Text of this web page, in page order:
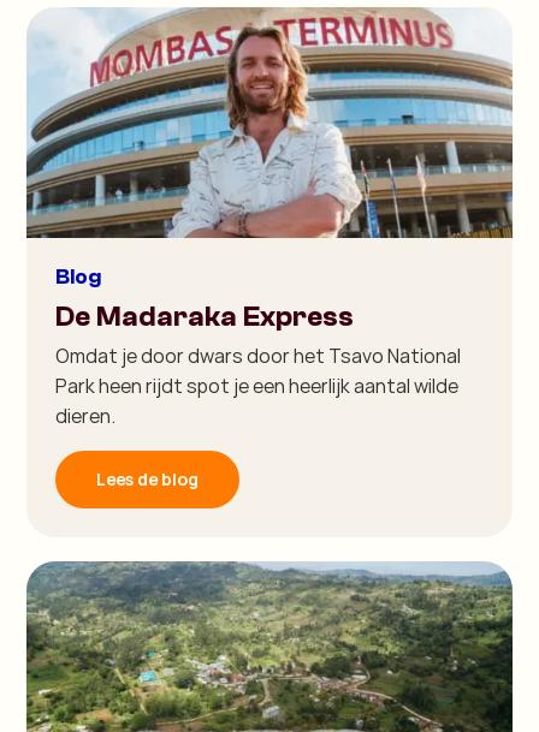
Blog
De Madaraka Express
Omdat je door dwars door het Tsavo National
Park heen rijdt spot je een heerlijk aantal wilde
dieren.
Lees de blog